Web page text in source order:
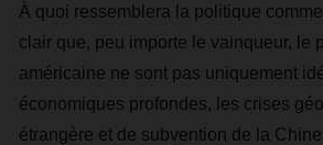
À quoi ressemblera la politique
clair que, peu importe le vainqueur, le
américaine ne sont pas uniquement
économiques profondes, les crises
étrangère et de subvention de la